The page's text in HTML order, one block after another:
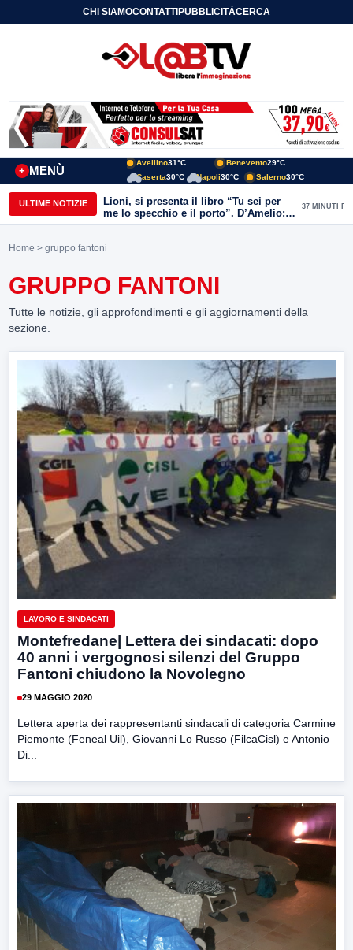
CHI SIAMOCONTATTIPUBBLICITÀCERCA
MENÙ
+
Avellino31°C Benevento29°C
Caserta30°C Napoli30°C Salerno30°C
ULTIME NOTIZIE
Lioni, si presenta il libro “Tu sei per
me lo specchio e il porto”. D’Amelio:
“Gettiamo un seme d’impegno futuro
37 MINUTI FA
Home > gruppo fantoni
GRUPPO FANTONI
Tutte le notizie, gli approfondimenti e gli aggiornamenti della
sezione.
LAVORO E SINDACATI
Montefredane| Lettera dei sindacati: dopo
40 anni i vergognosi silenzi del Gruppo
Fantoni chiudono la Novolegno
29 MAGGIO 2020
Lettera aperta dei rappresentanti sindacali di categoria Carmine
Piemonte (Feneal Uil), Giovanni Lo Russo (FilcaCisl) e Antonio
Di...